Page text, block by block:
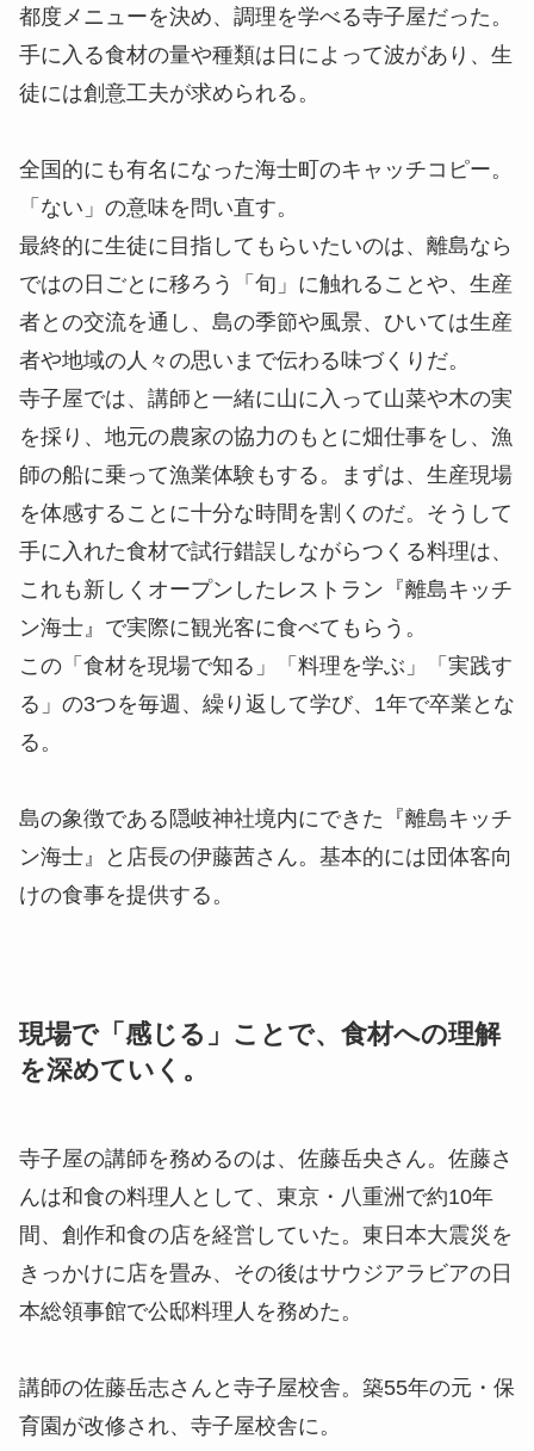
都度メニューを決め、調理を学べる寺子屋だった。
手に入る食材の量や種類は日によって波があり、生
徒には創意工夫が求められる。
全国的にも有名になった海士町のキャッチコピー。
「ない」の意味を問い直す。
最終的に生徒に目指してもらいたいのは、離島なら
ではの日ごとに移ろう「旬」に触れることや、生産
者との交流を通し、島の季節や風景、ひいては生産
者や地域の人々の思いまで伝わる味づくりだ。
寺子屋では、講師と一緒に山に入って山菜や木の実
を採り、地元の農家の協力のもとに畑仕事をし、漁
師の船に乗って漁業体験もする。まずは、生産現場
を体感することに十分な時間を割くのだ。そうして
手に入れた食材で試行錯誤しながらつくる料理は、
これも新しくオープンしたレストラン『離島キッチ
ン海士』で実際に観光客に食べてもらう。
この「食材を現場で知る」「料理を学ぶ」「実践す
る」の3つを毎週、繰り返して学び、1年で卒業とな
る。
島の象徴である隠岐神社境内にできた『離島キッチ
ン海士』と店長の伊藤茜さん。基本的には団体客向
けの食事を提供する。
現場で「感じる」ことで、食材への理解
を深めていく。
寺子屋の講師を務めるのは、佐藤岳央さん。佐藤さ
んは和食の料理人として、東京・八重洲で約10年
間、創作和食の店を経営していた。東日本大震災を
きっかけに店を畳み、その後はサウジアラビアの日
本総領事館で公邸料理人を務めた。
講師の佐藤岳志さんと寺子屋校舎。築55年の元・保
育園が改修され、寺子屋校舎に。